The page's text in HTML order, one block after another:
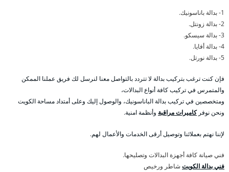
1- بدالة باناسونيك.
2- بدالة زونتل.
3- بدالة سيسكو.
4- بدالة أفايا.
5- بدالة نورتل.
فإن كنت ترغب بتركيب بدالة لا تتردد بالتواصل معنا لنرسل لك فريق عملنا الممكن
والمتمرس في تركيب كافة أنواع البدالات،
ومتخصصين في تركيب بدالة الباناسونيك، والوصول إليك وعلى أمتداد مساحة الكويت
ونحن نوفركاميرات مراقبة وأنظمة امنية.
لإننا نهتم بعملائنا وتوصيل أرقى الخدمات والأعمال لهم.
فني صيانة كافة أجهزة البدالات وتصليحها.
فني بدالة الكويت شاطر ورخيص